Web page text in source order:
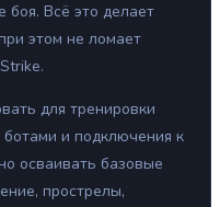
боя. Всё это делает
этом не ломает
для тренировки
ботами и подключения к
осваивать базовые
прострелы,